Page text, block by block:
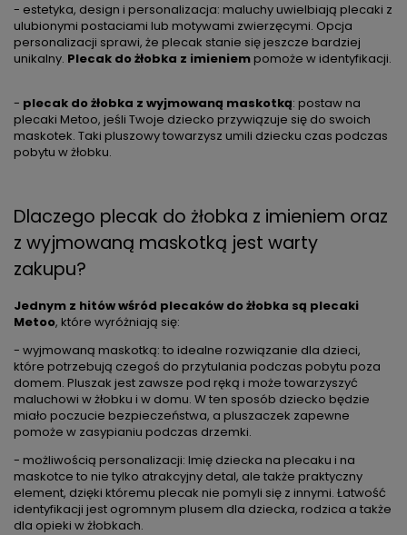
- estetyka, design i personalizacja: maluchy uwielbiają plecaki z
ulubionymi postaciami lub motywami zwierzęcymi. Opcja
personalizacji sprawi, że plecak stanie się jeszcze bardziej
unikalny. Plecak do żłobka z imieniempomoże w identyfikacji.
- plecak do żłobka z wyjmowaną maskotką: postaw na
plecaki Metoo, jeśli Twoje dziecko przywiązuje się do swoich
maskotek. Taki pluszowy towarzysz umili dziecku czas podczas
pobytu w żłobku.
Dlaczego plecak do żłobka z imieniem oraz
z wyjmowaną maskotką jest warty
zakupu?
Jednym z hitów wśród plecaków do żłobka są plecaki
Metoo, które wyróżniają się:
- wyjmowaną maskotką: to idealne rozwiązanie dla dzieci,
które potrzebują czegoś do przytulania podczas pobytu poza
domem. Pluszak jest zawsze pod ręką i może towarzyszyć
maluchowi w żłobku i w domu. W ten sposób dziecko będzie
miało poczucie bezpieczeństwa, a pluszaczek zapewne
pomoże w zasypianiu podczas drzemki.
- możliwością personalizacji: Imię dziecka na plecaku i na
maskotce to nie tylko atrakcyjny detal, ale także praktyczny
element, dzięki któremu plecak nie pomyli się z innymi. Łatwość
identyfikacji jest ogromnym plusem dla dziecka, rodzica a także
dla opieki w żłobkach.